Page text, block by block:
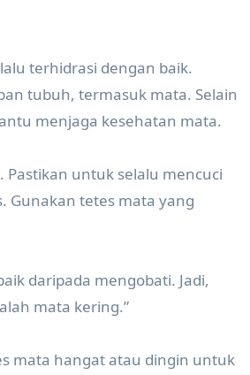
terhidrasi dengan baik.
tubuh, termasuk mata. Selain
menjaga kesehatan mata.
untuk selalu mencuci
Gunakan tetes mata yang
daripada mengobati. Jadi,
mata kering.”
mata hangat atau dingin untuk